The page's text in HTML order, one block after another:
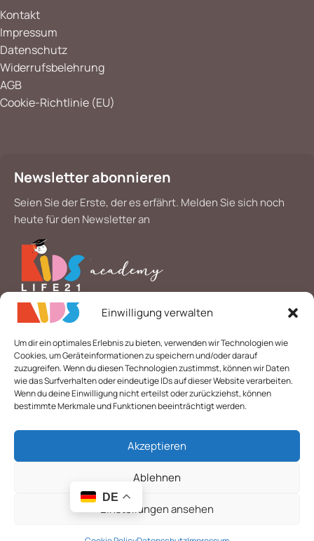
Einwilligung verwalten
Um dir ein optimales Erlebnis zu bieten, verwenden wir Technologien wie
Cookies, um Geräteinformationen zu speichern und/oder darauf
zuzugreifen. Wenn du diesen Technologien zustimmst, können wir Daten
wie das Surfverhalten oder eindeutige IDs auf dieser Website verarbeiten.
Wenn du deine Einwilligung nicht erteilst oder zurückziehst, können
bestimmte Merkmale und Funktionen beeinträchtigt werden.
Akzeptieren
Ablehnen
Einstellungen ansehen
Kontakt
Impressum
Datenschutz
Widerrufsbelehrung
AGB
Cookie-Richtlinie (EU)
Newsletter abonnieren
Seien Sie der Erste, der es erfährt. Melden Sie sich noch
heute für den Newsletter an
E-Mail*
© 2026 Alle Rechte vorbehalten. | Layout & technische
Webdesigner Gelsenkirchen
Bana Yardım Eder Misin?5.99€ Nicht vorrätig
DE